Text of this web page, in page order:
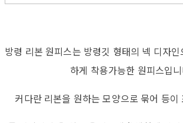
방령 리본 원피스는 방령깃 형태의 넥 디자
하게 착용가능한 원피스입
커다란 리본을 원하는 모양으로 묶어 등이